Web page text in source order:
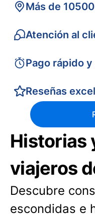
Más de
Atención al
Pago rápido
Reseñas
Historias
viajeros
Descubre
escondidas e